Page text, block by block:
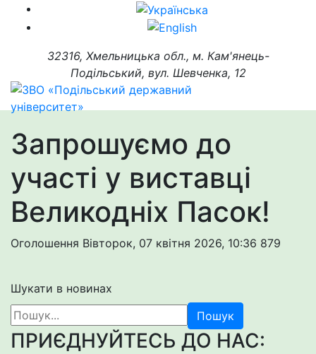
32316, Хмельницька обл., м. Кам'янець-
Подільський, вул. Шевченка, 12
Запрошуємо до
участі у виставці
Великодніх Пасок!
Оголошення Вівторок, 07 квітня 2026, 10:36 879
Шукати в новинах
Пошук
ПРИЄДНУЙТЕСЬ ДО НАС: